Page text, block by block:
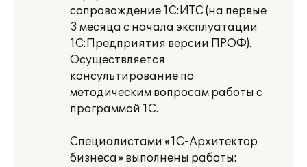
сопровождение 1С:ИТС (на первые
3 месяца с начала эксплуатации
1С:Предприятия версии ПРОФ).
Осуществляется
консультирование по
методическим вопросам работы с
программой 1С.
Специалистами «1С-Архитектор
бизнеса» выполнены работы: